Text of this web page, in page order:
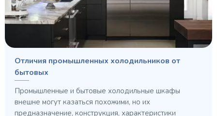
Отличия промышленных холодильников от
бытовых
Промышленные и бытовые холодильные шкафы
внешне могут казаться похожими, но их
предназначение, конструкция, характеристики